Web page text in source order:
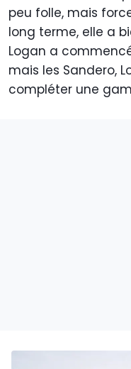
peu folle, mais
long terme, elle a
Logan a
mais les Sandero,
compléter une